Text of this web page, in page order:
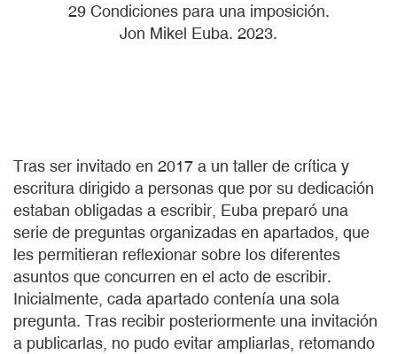
29 Condiciones para una imposición.
Jon Mikel Euba. 2023.
Tras ser invitado en 2017 a un taller de crítica y
escritura dirigido a personas que por su dedicación
estaban obligadas a escribir, Euba preparó una
serie de preguntas organizadas en apartados, que
les permitieran reflexionar sobre los diferentes
asuntos que concurren en el acto de escribir.
Inicialmente, cada apartado contenía una sola
pregunta. Tras recibir posteriormente una invitación
a publicarlas, no pudo evitar ampliarlas, retomando